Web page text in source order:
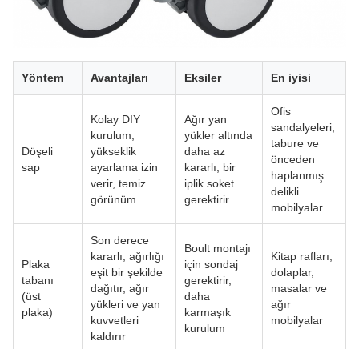
Yöntem Avantajları Eksiler En iyisi
Döşeli
sap
Kolay DIY
kurulum,
yükseklik
ayarlama izin
verir, temiz
görünüm
Ağır yan
yükler altında
daha az
kararlı, bir
iplik soket
gerektirir
Ofis
sandalyeleri,
tabure ve
önceden
haplanmış
delikli
mobilyalar
Plaka
tabanı
(üst
plaka)
Son derece
kararlı, ağırlığı
eşit bir şekilde
dağıtır, ağır
yükleri ve yan
kuvvetleri
kaldırır
Boult montajı
için sondaj
gerektirir,
daha
karmaşık
kurulum
Kitap rafları,
dolaplar,
masalar ve
ağır
mobilyalar